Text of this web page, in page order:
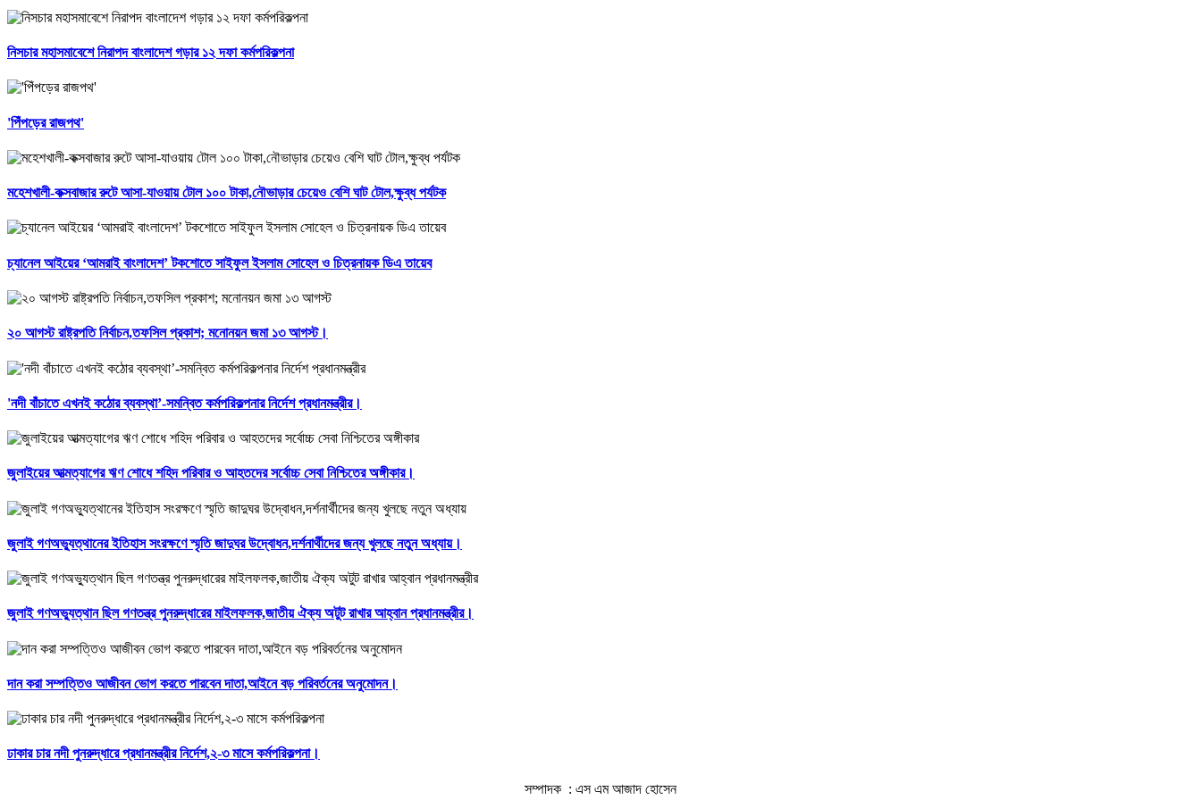
নিসচার মহাসমাবেশে নিরাপদ বাংলাদেশ গড়ার ১২ দফা কর্মপরিকল্পনা
'পিঁপড়ের রাজপথ'
মহেশখালী-কক্সবাজার রুটে আসা-যাওয়ায় টোল ১০০ টাকা,নৌভাড়ার চেয়েও বেশি ঘাট টোল,ক্ষুব্ধ পর্যটক
চ্যানেল আইয়ের ‘আমরাই বাংলাদেশ’ টকশোতে সাইফুল ইসলাম সোহেল ও চিত্রনায়ক ডিএ তায়েব
২০ আগস্ট রাষ্ট্রপতি নির্বাচন,তফসিল প্রকাশ; মনোনয়ন জমা ১৩ আগস্ট।
'নদী বাঁচাতে এখনই কঠোর ব্যবস্থা’-সমন্বিত কর্মপরিকল্পনার নির্দেশ প্রধানমন্ত্রীর।
জুলাইয়ের আত্মত্যাগের ঋণ শোধে শহিদ পরিবার ও আহতদের সর্বোচ্চ সেবা নিশ্চিতের অঙ্গীকার।
জুলাই গণঅভ্যুত্থানের ইতিহাস সংরক্ষণে স্মৃতি জাদুঘর উদ্বোধন,দর্শনার্থীদের জন্য খুলছে নতুন অধ্যায়।
জুলাই গণঅভ্যুত্থান ছিল গণতন্ত্র পুনরুদ্ধারের মাইলফলক,জাতীয় ঐক্য অটুট রাখার আহ্বান প্রধানমন্ত্রীর।
দান করা সম্পত্তিও আজীবন ভোগ করতে পারবেন দাতা,আইনে বড় পরিবর্তনের অনুমোদন।
ঢাকার চার নদী পুনরুদ্ধারে প্রধানমন্ত্রীর নির্দেশ,২-৩ মাসে কর্মপরিকল্পনা।
সম্পাদক : এস এম আজাদ হোসেন